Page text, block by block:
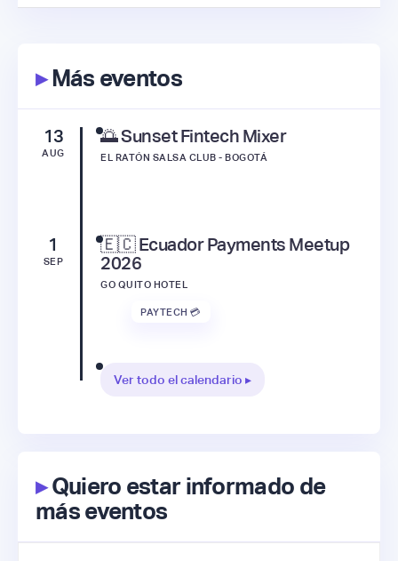
▸Más eventos
13
AUG
🌅 Sunset Fintech Mixer
EL RATÓN SALSA CLUB - BOGOTÁ
1
SEP
🇪🇨 Ecuador Payments Meetup
2026
GO QUITO HOTEL
PAYTECH 💳
Ver todo el calendario ▸
▸Quiero estar informado de
más eventos